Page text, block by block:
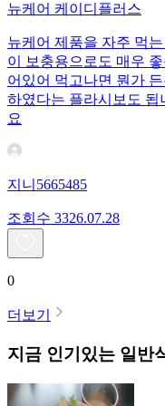
뉴케어 케이디플러스
뉴케어 제품을 자주 먹
이 보충용으로도 매우
어있어 먹고나면 뭔가
하였다는 플라시보도
요
지니5665485
조회수 3326.07.28
0
더보기
지금 인기있는 일반